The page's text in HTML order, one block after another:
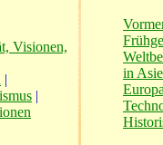
Visionen,
|
|
in